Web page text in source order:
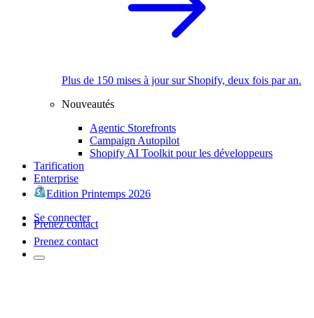
Plus de 150 mises à jour sur Shopify, deux fois par an.
Nouveautés
Agentic Storefronts
Campaign Autopilot
Shopify AI Toolkit pour les développeurs
Tarification
Enterprise
Edition Printemps 2026
Se connecter
Prenez contact
Prenez contact